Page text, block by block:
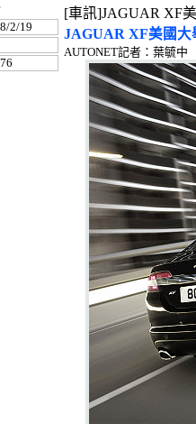
2/19
[車訊]JAGUAR XF
JAGUAR XF美國大
AUTONET記者：葉毓中